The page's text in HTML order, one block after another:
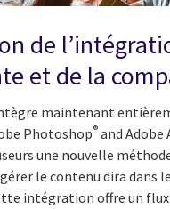
de
et de la
maintenant
Photoshop® and Adobe
une nouvelle
le contenu dira dans
intégration offre un